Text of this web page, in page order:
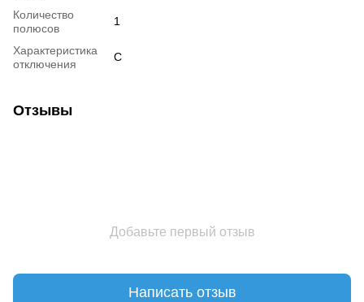
Количество
полюсов
1
Характеристика
отключения
C
Отзывы
Добавьте первый отзыв
Написать отзыв